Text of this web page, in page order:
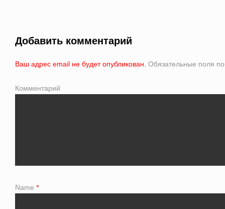
Добавить комментарий
Ваш адрес email не будет опубликован. Обязательные поля
Комментарий
Name *